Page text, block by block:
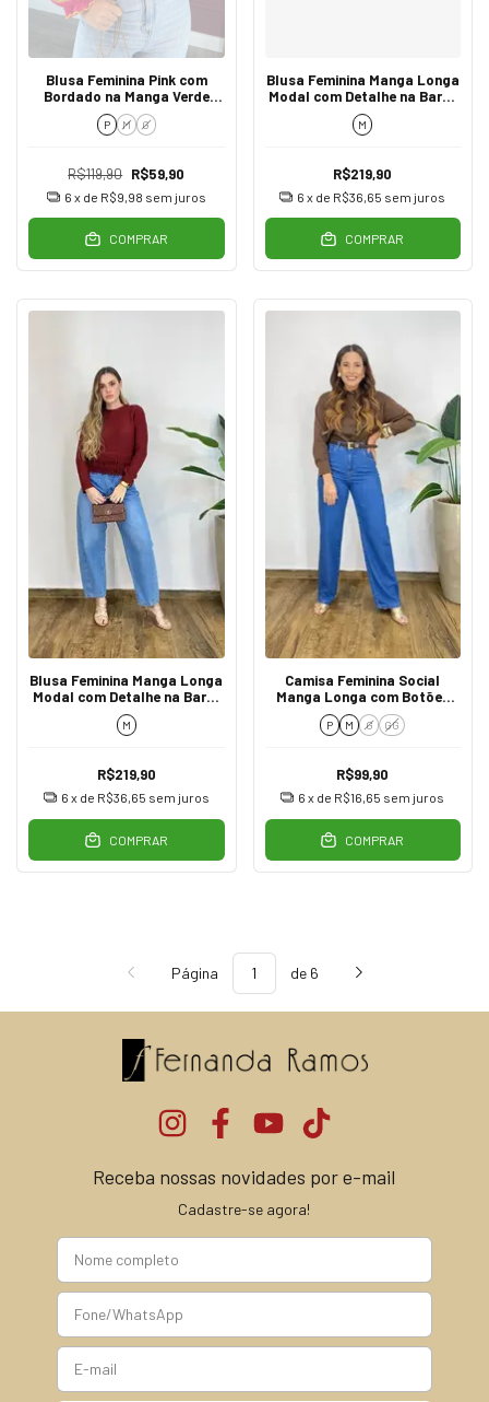
Blusa Feminina Pink com
Bordado na Manga Verde
Lima
P M G
R$119,90 R$59,90
6 x de R$9,98 sem juros
COMPRAR
Blusa Feminina Manga Longa
Modal com Detalhe na Barra
Off White
M
R$219,90
6 x de R$36,65 sem juros
COMPRAR
Blusa Feminina Manga Longa
Modal com Detalhe na Barra
Marsala
M
R$219,90
6 x de R$36,65 sem juros
COMPRAR
Camisa Feminina Social
Manga Longa com Botões
LF74032 Marrom
P M G GG
R$99,90
6 x de R$16,65 sem juros
COMPRAR
Página de 6
Receba nossas novidades por e-mail
Cadastre-se agora!